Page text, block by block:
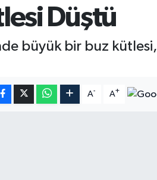
Düştü
büyük bir buz kütlesi,
A- A+